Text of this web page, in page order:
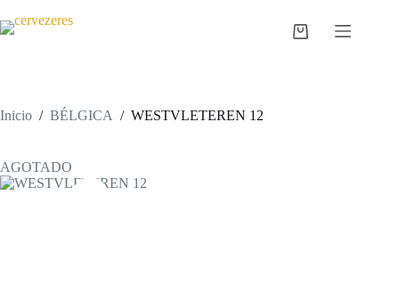
al
contenido
Carro
Inicio / BÉLGICA / WESTVLETEREN 12
AGOTADO